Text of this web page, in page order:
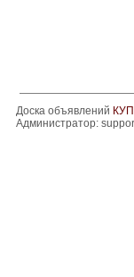
Доска объявлений
Администратор: